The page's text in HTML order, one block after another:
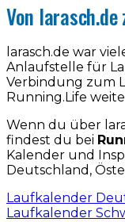
Von
larasch.de war
Anlaufstelle für
Verbindung zum
Running.Life
Wenn du über
findest du bei
Kalender und
Deutschland,
Laufkalender
Laufkalender